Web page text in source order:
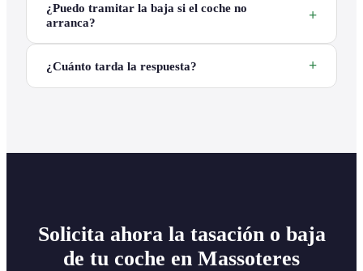
¿Puedo tramitar la baja si el coche no
arranca?
¿Cuánto tarda la respuesta?
Solicita ahora la tasación o baja
de tu coche en Massoteres